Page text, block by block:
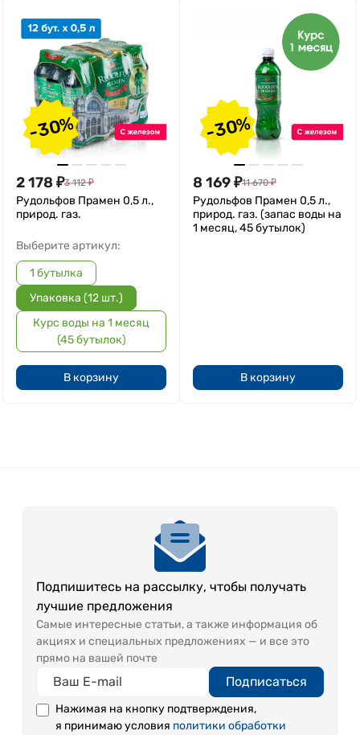
-30%
2 178 ₽3 112 ₽
Рудольфов Прамен 0,5 л.,
природ. газ.
Выберите артикул:
1 бутылка
Упаковка (12 шт.)
Курс воды на 1 месяц
(45 бутылок)
В корзину
-30%
8 169₽11 670 ₽
Рудольфов Прамен 0,5 л.,
природ. газ. (запас воды на
1 месяц, 45 бутылок)
В корзину
Подпишитесь на рассылку, чтобы получать
лучшие предложения
Самые интересные статьи, а также информация об
акциях и специальных предложениях — и все это
прямо на вашей почте
Подписаться
Нажимая на кнопку подтверждения,
я принимаю условия политики обработки